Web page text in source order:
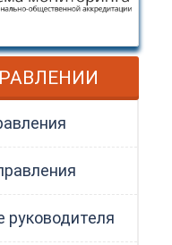
руководителя